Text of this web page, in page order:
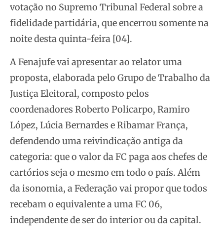
votação no Supremo Tribunal Federal sobre a
fidelidade partidária, que encerrou somente na
noite desta quinta-feira [04].
A Fenajufe vai apresentar ao relator uma
proposta, elaborada pelo Grupo de Trabalho da
Justiça Eleitoral, composto pelos
coordenadores Roberto Policarpo, Ramiro
López, Lúcia Bernardes e Ribamar França,
defendendo uma reivindicação antiga da
categoria: que o valor da FC paga aos chefes de
cartórios seja o mesmo em todo o país. Além
da isonomia, a Federação vai propor que todos
recebam o equivalente a uma FC 06,
independente de ser do interior ou da capital.